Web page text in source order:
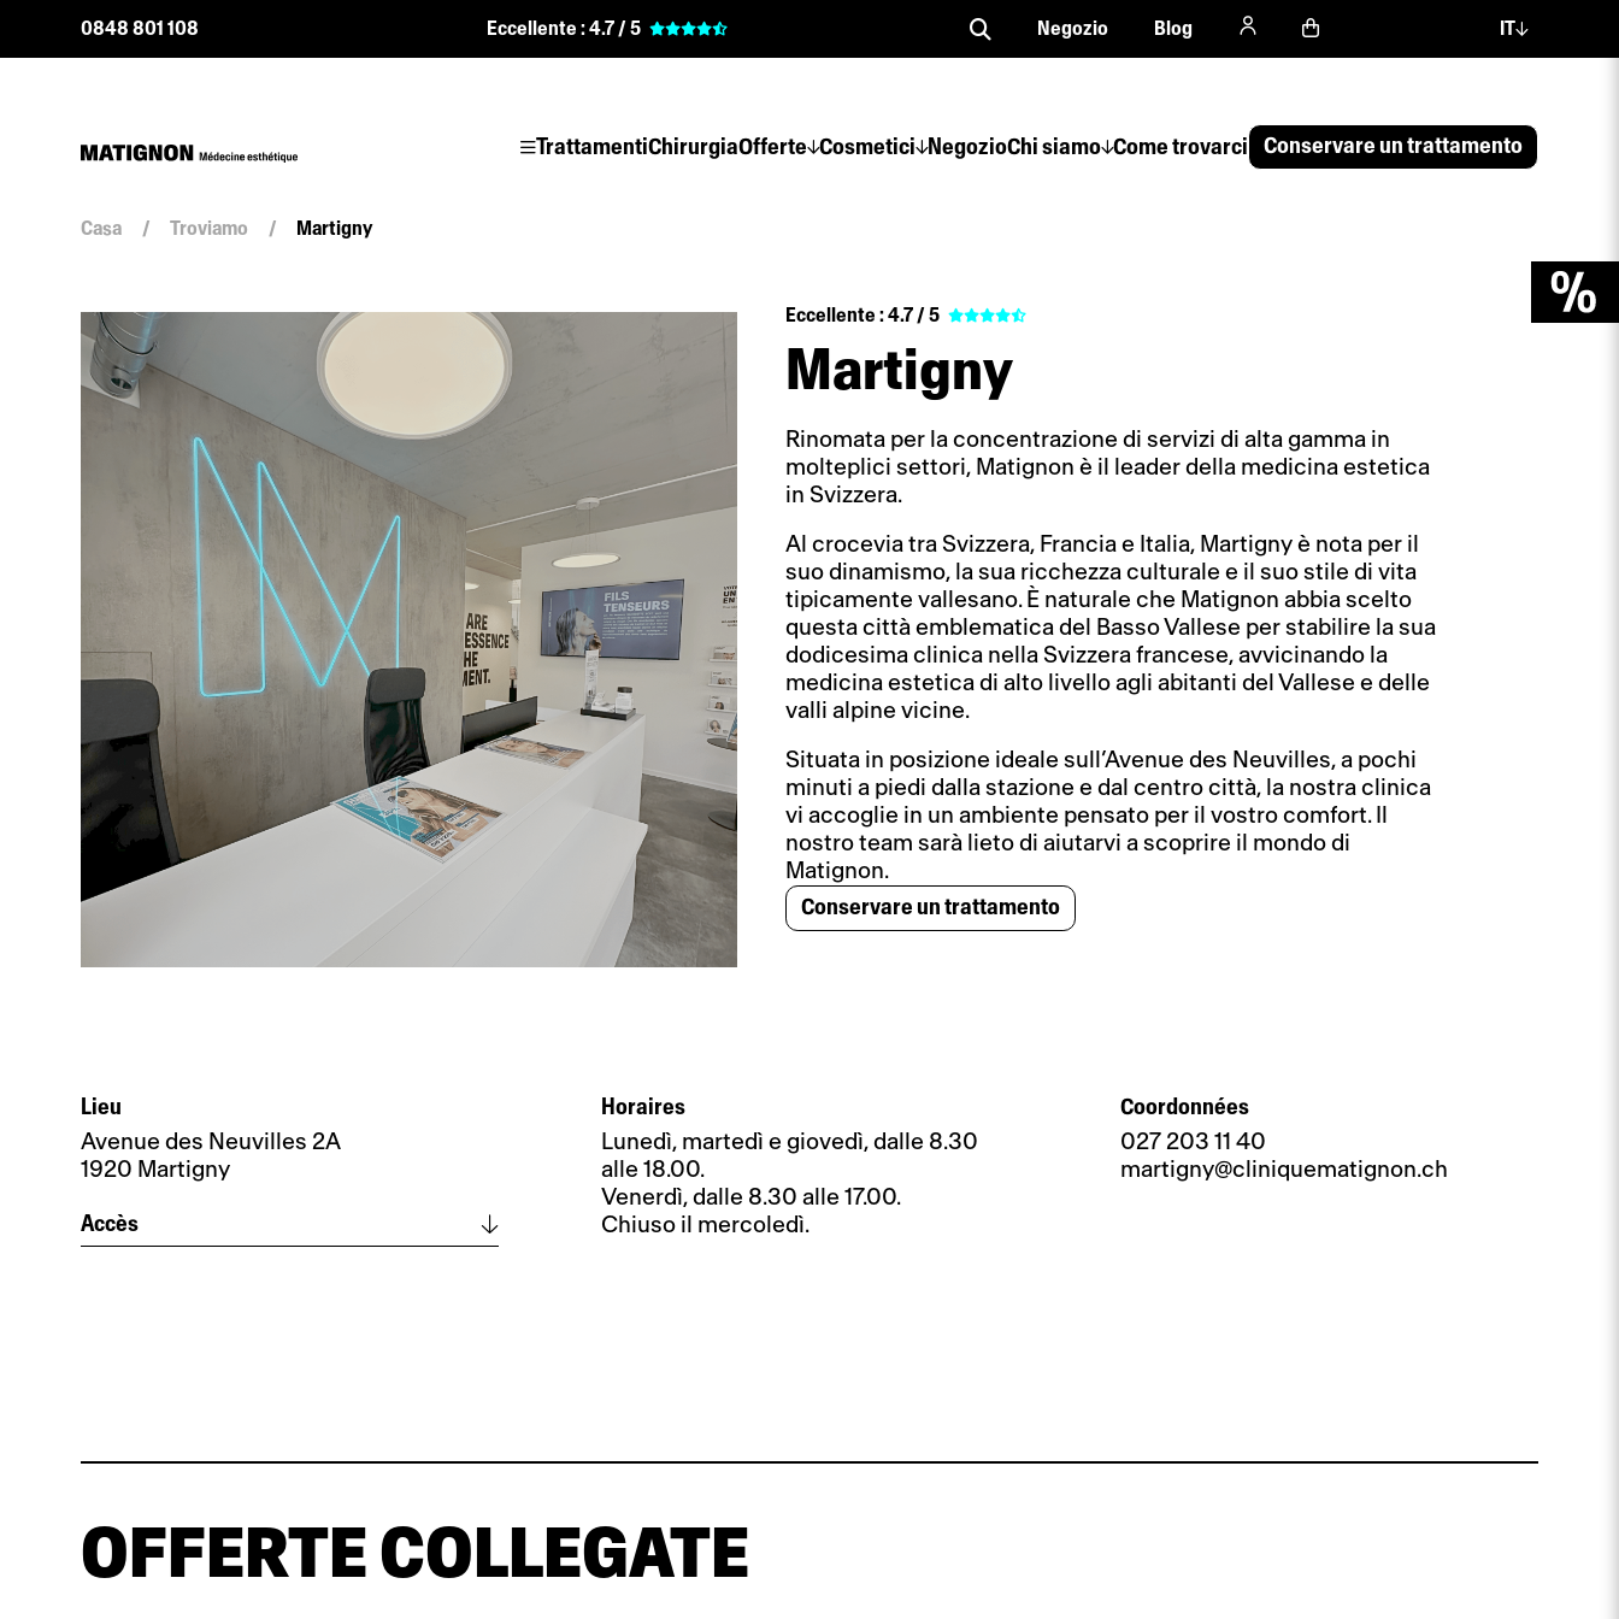
TrattamentiChirurgiaOfferte Cosmetici NegozioChi siamo Come trovarci Conservare un trattamento
0848 801 108 Eccellente :4.7 / 5 Negozio Blog IT
Casa / Troviamo / Martigny
Clinique
MARTIGNY
Eccellente :4.7 / 5
Martigny
Rinomata per la concentrazione di servizi di alta gamma in
molteplici settori, Matignon è il leader della medicina estetica
in Svizzera.
Al crocevia tra Svizzera, Francia e Italia, Martigny è nota per il
suo dinamismo, la sua ricchezza culturale e il suo stile di vita
tipicamente vallesano. È naturale che Matignon abbia scelto
questa città emblematica del Basso Vallese per stabilire la sua
dodicesima clinica nella Svizzera francese, avvicinando la
medicina estetica di alto livello agli abitanti del Vallese e delle
valli alpine vicine.
Situata in posizione ideale sull’Avenue des Neuvilles, a pochi
minuti a piedi dalla stazione e dal centro città, la nostra clinica
vi accoglie in un ambiente pensato per il vostro comfort. Il
nostro team sarà lieto di aiutarvi a scoprire il mondo di
Matignon.
Conservare un trattamento
Lieu
Avenue des Neuvilles 2A
1920 Martigny
Accès
Prendere l’uscita autostradale
“Martigny-Expo”, quindi seguire le
Horaires
Lunedì, martedì e giovedì, dalle 8.30
alle 18.00.
Venerdì, dalle 8.30 alle 17.00.
Chiuso il mercoledì.
Coordonnées
027 203 11 40
martigny@cliniquematignon.ch
OFFERTE COLLEGATE